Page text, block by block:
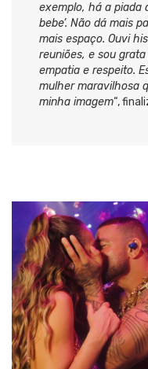
exemplo, há a piada
bebe’. Não dá mais
mais espaço. Ouvi
reuniões, e sou
empatia e respeito.
mulher maravilhosa
minha imagem“,